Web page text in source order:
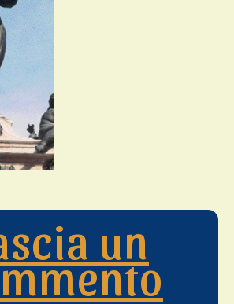
un